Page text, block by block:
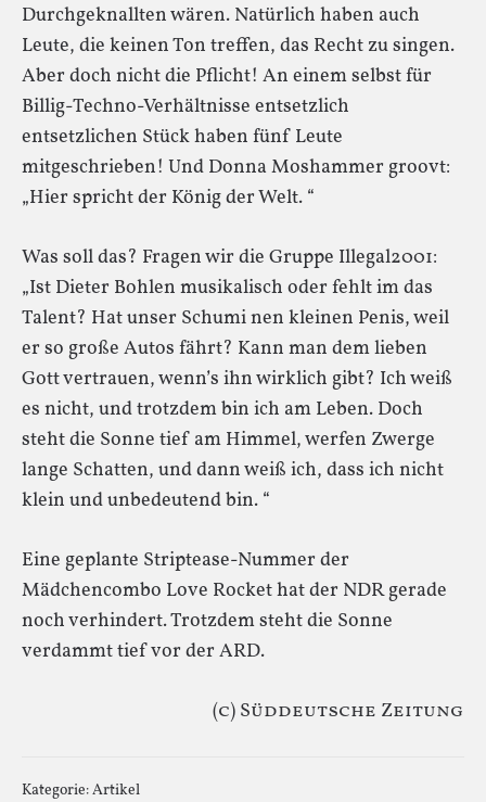
Durchgeknallten wären. Natürlich haben auch
Leute, die keinen Ton treffen, das Recht zu singen.
Aber doch nicht die Pflicht! An einem selbst für
Billig-Techno-Verhältnisse entsetzlich
entsetzlichen Stück haben fünf Leute
mitgeschrieben! Und Donna Moshammer groovt:
„Hier spricht der König der Welt. “
Was soll das? Fragen wir die Gruppe Illegal2001:
„Ist Dieter Bohlen musikalisch oder fehlt im das
Talent? Hat unser Schumi nen kleinen Penis, weil
er so große Autos fährt? Kann man dem lieben
Gott vertrauen, wenn’s ihn wirklich gibt? Ich weiß
es nicht, und trotzdem bin ich am Leben. Doch
steht die Sonne tief am Himmel, werfen Zwerge
lange Schatten, und dann weiß ich, dass ich nicht
klein und unbedeutend bin. “
Eine geplante Striptease-Nummer der
Mädchencombo Love Rocket hat der NDR gerade
noch verhindert. Trotzdem steht die Sonne
verdammt tief vor der ARD.
(c) Süddeutsche Zeitung
Kategorie:Artikel